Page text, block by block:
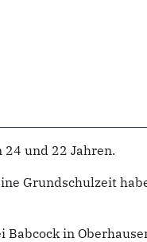
und 22 Jahren.
Grundschulzeit
in